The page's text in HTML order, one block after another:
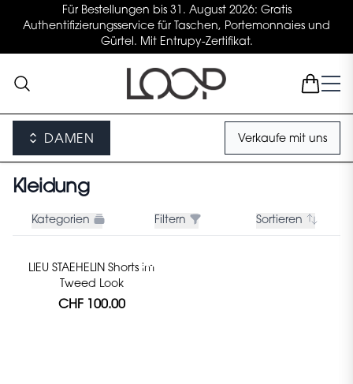
Für Bestellungen bis 31. August 2026: Gratis
Authentifizierungsservice für Taschen, Portemonnaies und
Gürtel. Mit Entrupy-Zertifikat.
DAMEN Verkaufe mit uns
Kleidung
Kategorien Filtern Sortieren
LIEU STAEHELIN Shorts im
Tweed Look
CHF 100.00